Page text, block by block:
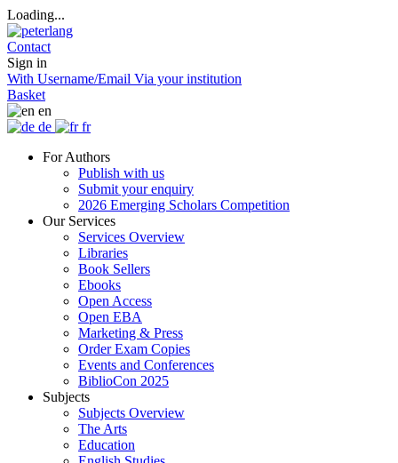
Loading...
Contact
Sign in
With Username/Email Via your institution
Basket
en
de
fr
For Authors
Publish with us
Submit your enquiry
2026 Emerging Scholars Competition
Our Services
Services Overview
Libraries
Book Sellers
Ebooks
Open Access
Open EBA
Marketing & Press
Order Exam Copies
Events and Conferences
BiblioCon 2025
Subjects
Subjects Overview
The Arts
Education